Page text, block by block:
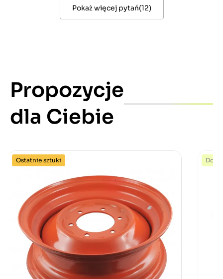
Pokaż więcej pytań(12)
Propozycje
dla Ciebie
Ostatnie sztuki